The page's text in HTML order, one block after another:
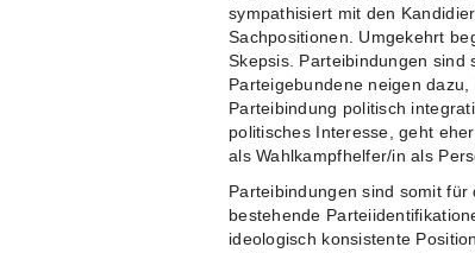
sympathisiert mit den
Sachpositionen. Umgekehrt
Skepsis. Parteibindungen sind
Parteigebundene neigen
Parteibindung politisch
politisches Interesse, geht
als Wahlkampfhelfer/in als
Parteibindungen sind somit
bestehende
ideologisch konsistente